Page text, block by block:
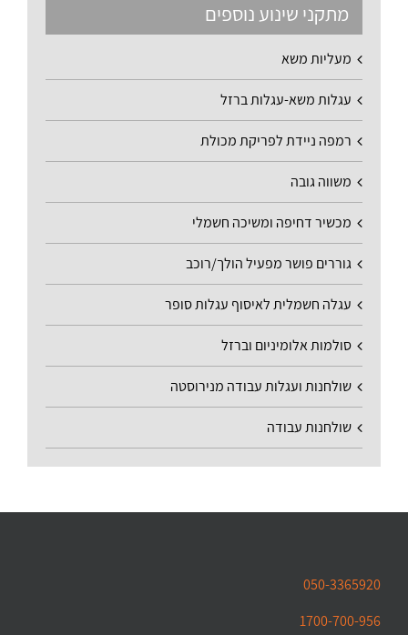
מתקני שינוע נוספים
מעליות משא
עגלות משא-עגלות ברזל
רמפה ניידת לפריקת מכולת
משווה גובה
מכשיר דחיפה ומשיכה חשמלי
גוררים פושר מפעיל הולך/רוכב
עגלה חשמלית לאיסוף עגלות סופר
סולמות אלומיניום וברזל
שולחנות ועגלות עבודה מנירוסטה
שולחנות עבודה
050-3365920
1700-700-956